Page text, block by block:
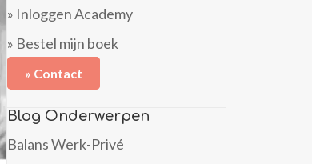
» Inloggen Academy
» Bestel mijn boek
» Contact
Blog Onderwerpen
Balans Werk-Privé